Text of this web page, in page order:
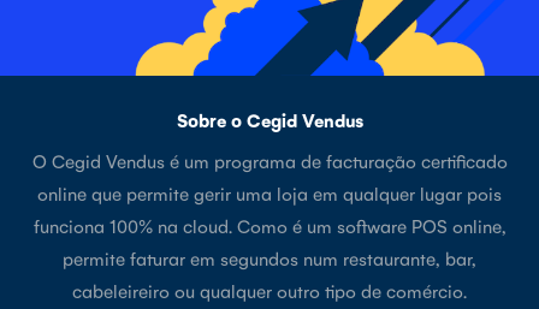
Sobre o Cegid Vendus
O Cegid Vendus é um programa de facturação certificado
online que permite gerir uma loja em qualquer lugar pois
funciona 100% na cloud. Como é um software POS online,
permite faturar em segundos num restaurante, bar,
cabeleireiro ou qualquer outro tipo de comércio.